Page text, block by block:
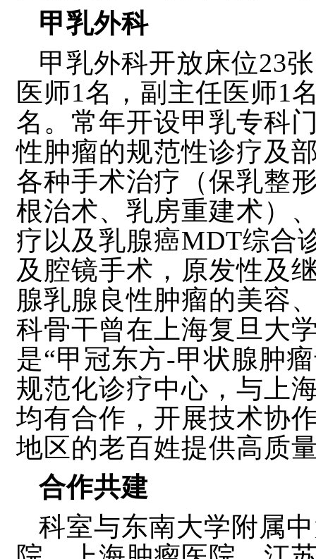
甲乳外科
甲乳外科开放床位23
医师1名，副主任医师1
名。常年开设甲乳专科
性肿瘤的规范性诊疗及
各种手术治疗（保乳整
根治术、乳房重建术）
疗以及乳腺癌MDT综合
及腔镜手术，原发性及
腺乳腺良性肿瘤的美容
科骨干曾在上海复旦大
是“甲冠东方-甲状腺肿
规范化诊疗中心，与上
均有合作，开展技术协
地区的老百姓提供高质
合作共建
科室与东南大学附属